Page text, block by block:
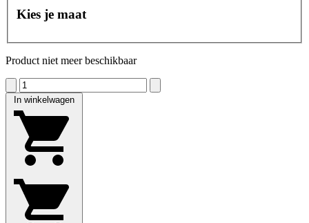
Kies je maat
Product niet meer beschikbaar
In winkelwagen